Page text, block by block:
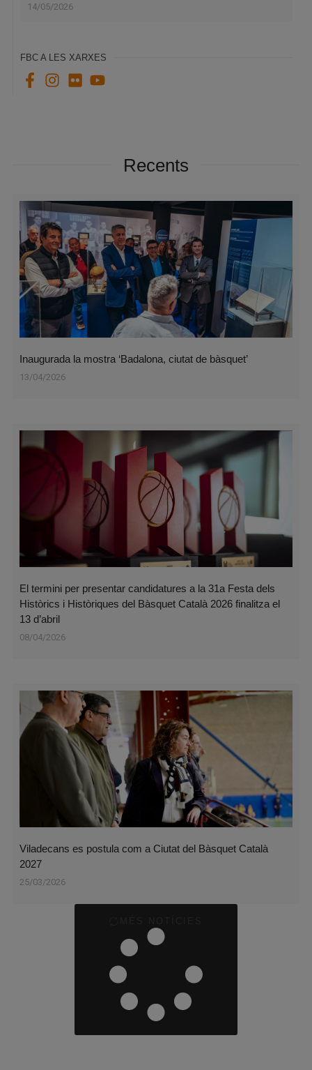
14/05/2026
FBC A LES XARXES
Recents
Inaugurada la mostra ‘Badalona, ciutat de bàsquet’
13/04/2026
El termini per presentar candidatures a la 31a Festa dels
Històrics i Històriques del Bàsquet Català 2026 finalitza el
13 d’abril
08/04/2026
Viladecans es postula com a Ciutat del Bàsquet Català
2027
25/03/2026